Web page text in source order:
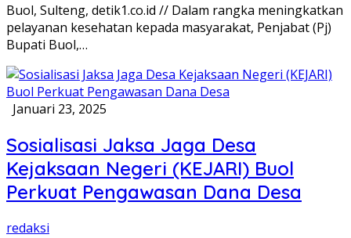
Buol, Sulteng, detik1.co.id // Dalam rangka meningkatkan
pelayanan kesehatan kepada masyarakat, Penjabat (Pj)
Bupati Buol,…
Januari 23, 2025
Sosialisasi Jaksa Jaga Desa
Kejaksaan Negeri (KEJARI) Buol
Perkuat Pengawasan Dana Desa
redaksi